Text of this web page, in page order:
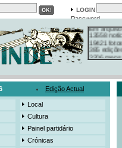
PasswordEm arquivo
19421
385
3206
525
Edição Actual
Local
Cultura
Painel partidário
Crónicas